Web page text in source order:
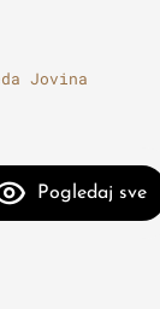
Jovina
Pogledaj sve